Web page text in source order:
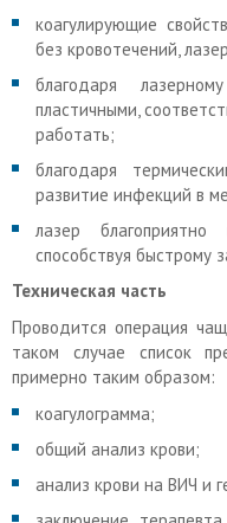
коагулирующие
без кровотечений,
благодаря
пластичными,
работать;
благодаря
развитие инфекций в
лазер
способствуя быстрому
Техническая часть
Проводится операция
таком случае список
примерно таким образом:
коагулограмма;
общий анализ крови;
анализ крови на ВИЧ и